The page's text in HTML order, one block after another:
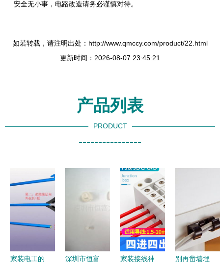
安全无小事，电路改造请务必谨慎对待。
如若转载，请注明出处：http://www.qmccy.com/product/22.html
更新时间：2026-08-07 23:45:21
产品列表
PRODUCT
----------------
家装电工的
深圳市恒富
家装接线神
别再凿墙埋